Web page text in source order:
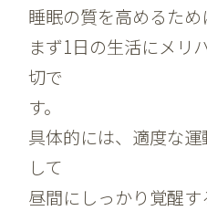
睡眠の質を高めるため
まず1日の生活にメリ
切で
す。
具体的には、適度な
して
昼間にしっかり覚醒